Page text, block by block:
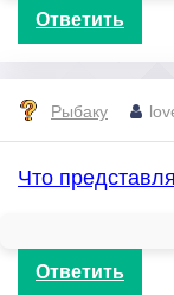
Ответить
Рыбаку
Что
Ответить